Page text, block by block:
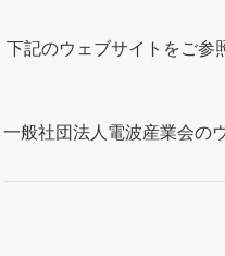
記のウェブサイトをご参
一般社団法人電波産業会の